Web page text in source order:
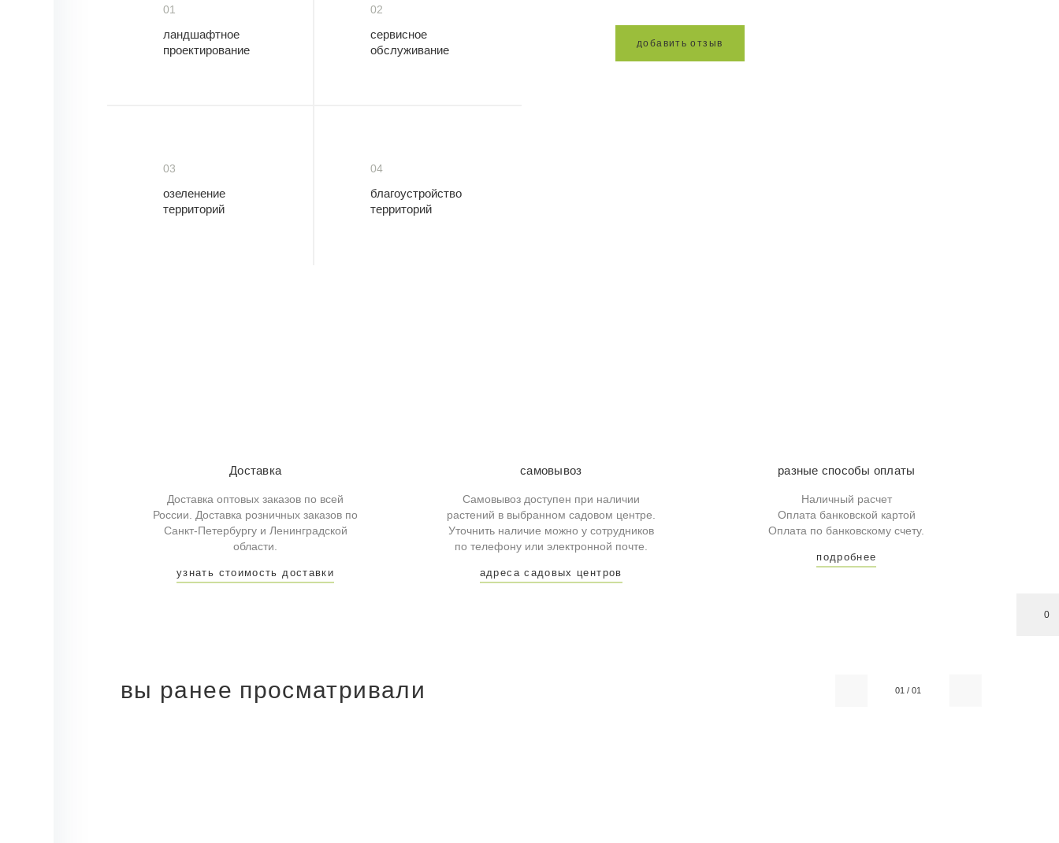
0
01
ландшафтное
проектирование
02
сервисное
обслуживание
03
озеленение
территорий
04
благоустройство
территорий
до бавить о тз ыв
Доставка
Доставка оптовых заказов по всей
России. Доставка розничных заказов по
Санкт-Петербургу и Ленинградской
области.
узнать стоимость доставки
самовывоз
Самовывоз доступен при наличии
растений в выбранном садовом центре.
Уточнить наличие можно у сотрудников
по телефону или электронной почте.
адреса садовых центров
разные способы оплаты
Наличный расчет
Оплата банковской картой
Оплата по банковскому счету.
подробнее
вы ранее просматривали 01 /01